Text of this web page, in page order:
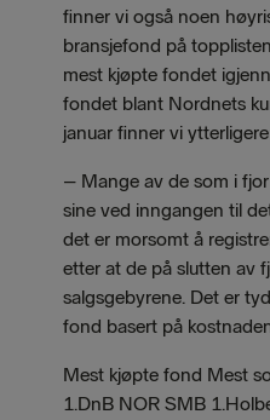
finner vi også noen
bransjefond på
mest kjøpte fondet
fondet blant Nordnets
januar finner vi
– Mange av de som i
sine ved inngangen til
det er morsomt å
etter at de på slutten av
salgsgebyrene. Det er
fond basert på
Mest kjøpte fond Mest
1.DnB NOR SMB